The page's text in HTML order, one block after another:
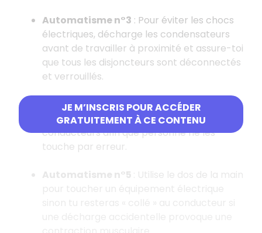
JE M’INSCRIS POUR ACCÉDER
GRATUITEMENT À CE CONTENU
Automatisme n°3 : Pour éviter les chocs
électriques, décharge les condensateurs
avant de travailler à proximité et assure-toi
que tous les disjoncteurs sont déconnectés
et verrouillés.
Automatisme n°4: Enferme ou recouvre
les raccordements électriques et
conducteurs afin que personne ne les
touche par erreur.
Automatisme n°5
: Utilise le dos de la main